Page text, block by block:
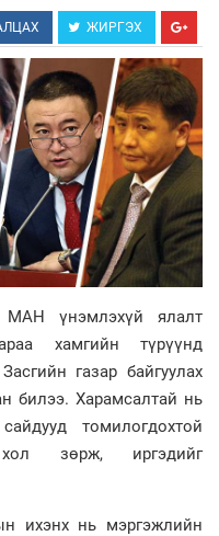
ЖИРГЭХ
үнэмлэхүй ялалт
хамгийн түрүүнд
газар байгуулах
билээ. Харамсалтай нь
томилогдохтой
хол зөрж, иргэдийг
ихэнх нь мэргэжлийн